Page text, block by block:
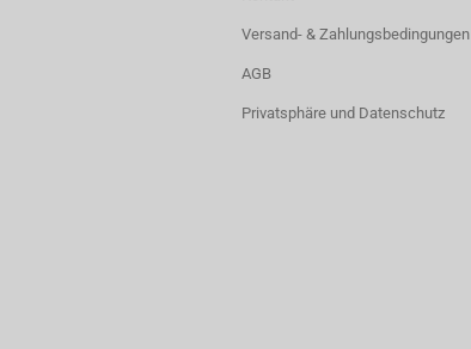
Versand- & Zahlungsbedingungen
AGB
Privatsphäre und Datenschutz